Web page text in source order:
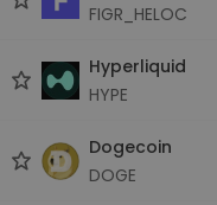
FIGR_HELOC
Hyperliquid
HYPE
Dogecoin
DOGE